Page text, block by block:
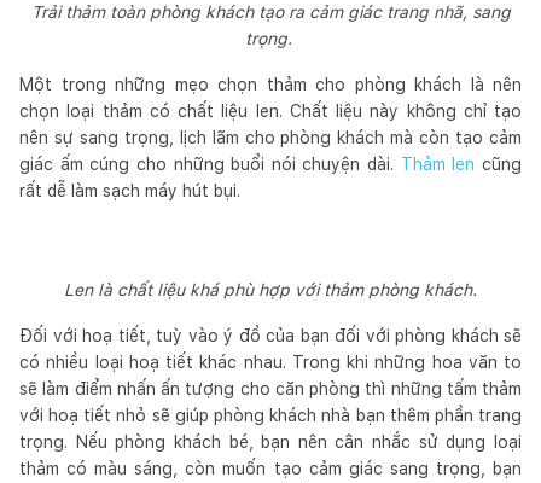
Trải thảm toàn phòng khách tạo ra cảm giác trang nhã, sang
trọng.
Một trong những mẹo chọn thảm cho phòng khách là nên
chọn loại thảm có chất liệu len. Chất liệu này không chỉ tạo
nên sự sang trọng, lịch lãm cho phòng khách mà còn tạo cảm
giác ấm cúng cho những buổi nói chuyện dài. Thảm len cũng
rất dễ làm sạch máy hút bụi.
Len là chất liệu khá phù hợp với thảm phòng khách.
Đối với hoạ tiết, tuỳ vào ý đồ của bạn đối với phòng khách sẽ
có nhiều loại hoạ tiết khác nhau. Trong khi những hoa văn to
sẽ làm điểm nhấn ấn tượng cho căn phòng thì những tấm thảm
với hoạ tiết nhỏ sẽ giúp phòng khách nhà bạn thêm phần trang
trọng. Nếu phòng khách bé, bạn nên cân nhắc sử dụng loại
thảm có màu sáng, còn muốn tạo cảm giác sang trọng, bạn